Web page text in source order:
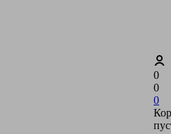
0
0
0